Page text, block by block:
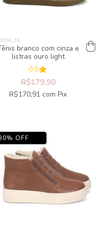
branco com cinza e
listras ouro light
0.0
R$179,90
R$170,91 com Pix
% OFF